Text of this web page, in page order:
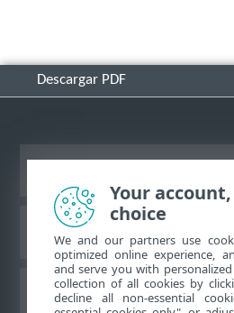
Descargar PDF
Base de
Foro de
Your
choice
We and our partners use
optimized online experience,
and serve you with
collection of all cookies by
decline all non-essential